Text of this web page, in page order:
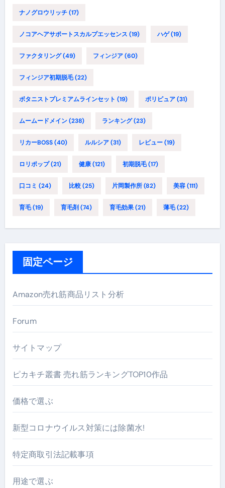
ナノグロウリッチ(17)
ノコアヘアサポートスカルプエッセンス (19) ハゲ(19)
ファクタリング(49) フィンジア(60)
フィンジア初期脱毛(22)
ボタニストプレミアムラインセット (19) ポリピュア(31)
ムームードメイン(238) ランキング(23)
リカーBOSS(40) ルルシア(31) レビュー(19)
ロリポップ(21) 健康(121) 初期脱毛(17)
口コミ (24) 比較(25) 片岡製作所(82) 美容(111)
育毛(19) 育毛剤 (74) 育毛効果(21) 薄毛(22)
固定ページ
Amazon売れ筋商品リスト分析
Forum
サイトマップ
ピカキチ叢書 売れ筋ランキングTOP10作品
価格で選ぶ
新型コロナウイルス対策には除菌水!
特定商取引法記載事項
用途で選ぶ